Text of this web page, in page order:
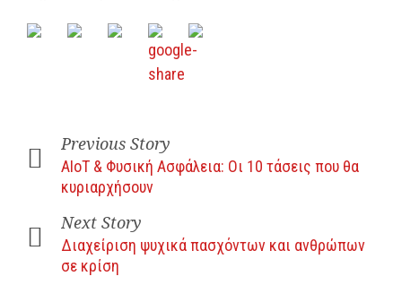
Previous Story
AIoT & Φυσική Ασφάλεια: Οι 10 τάσεις που θα
κυριαρχήσουν
Next Story
Διαχείριση ψυχικά πασχόντων και ανθρώπων
σε κρίση